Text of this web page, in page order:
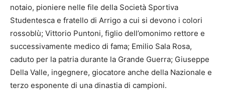
notaio, pioniere nelle file della Società Sportiva
Studentesca e fratello di Arrigo a cui si devono i colori
rossoblù; Vittorio Puntoni, figlio dell’omonimo rettore e
successivamente medico di fama; Emilio Sala Rosa,
caduto per la patria durante la Grande Guerra; Giuseppe
Della Valle, ingegnere, giocatore anche della Nazionale e
terzo esponente di una dinastia di campioni.